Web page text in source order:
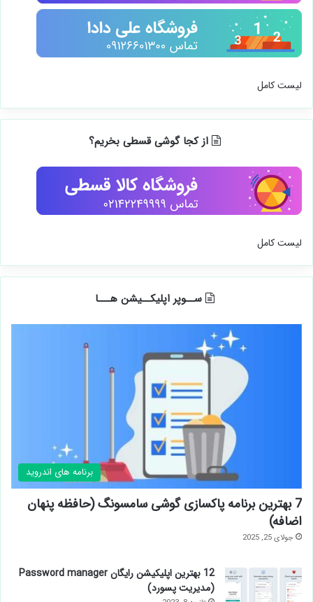
لیست کامل
از کجا گوشی قسطی بخریم؟
لیست کامل
ســوپر اپلیکــیشن هـــا
برنامه های اندروید
7 بهترین برنامه پاکسازی گوشی سامسونگ (حافظه پنهان
اضافه)
جولای 25, 2025
12 بهترین اپلیکیشن رایگان Password manager
(مدیریت پسورد)